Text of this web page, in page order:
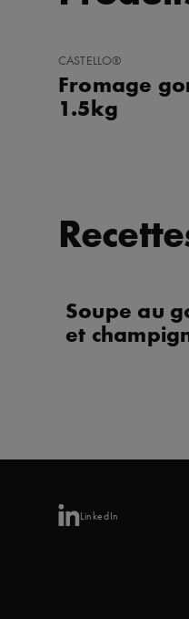
AJOUTER
FAVORIS
CASTELLO®
Fromage
1.5kg
Soupe au
et
LinkedIn